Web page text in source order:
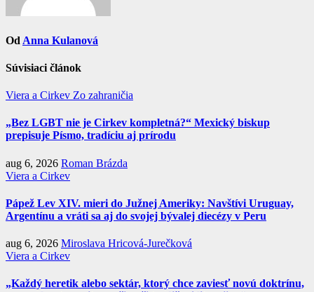
Od Anna Kulanová
Súvisiaci článok
Viera a Cirkev Zo zahraničia
„Bez LGBT nie je Cirkev kompletná?“ Mexický biskup
prepisuje Písmo, tradíciu aj prírodu
aug 6, 2026 Roman Brázda
Viera a Cirkev
Pápež Lev XIV. mieri do Južnej Ameriky: Navštívi Uruguay,
Argentínu a vráti sa aj do svojej bývalej diecézy v Peru
aug 6, 2026 Miroslava Hricová-Jurečková
Viera a Cirkev
„Každý heretik alebo sektár, ktorý chce zaviesť novú doktrínu,